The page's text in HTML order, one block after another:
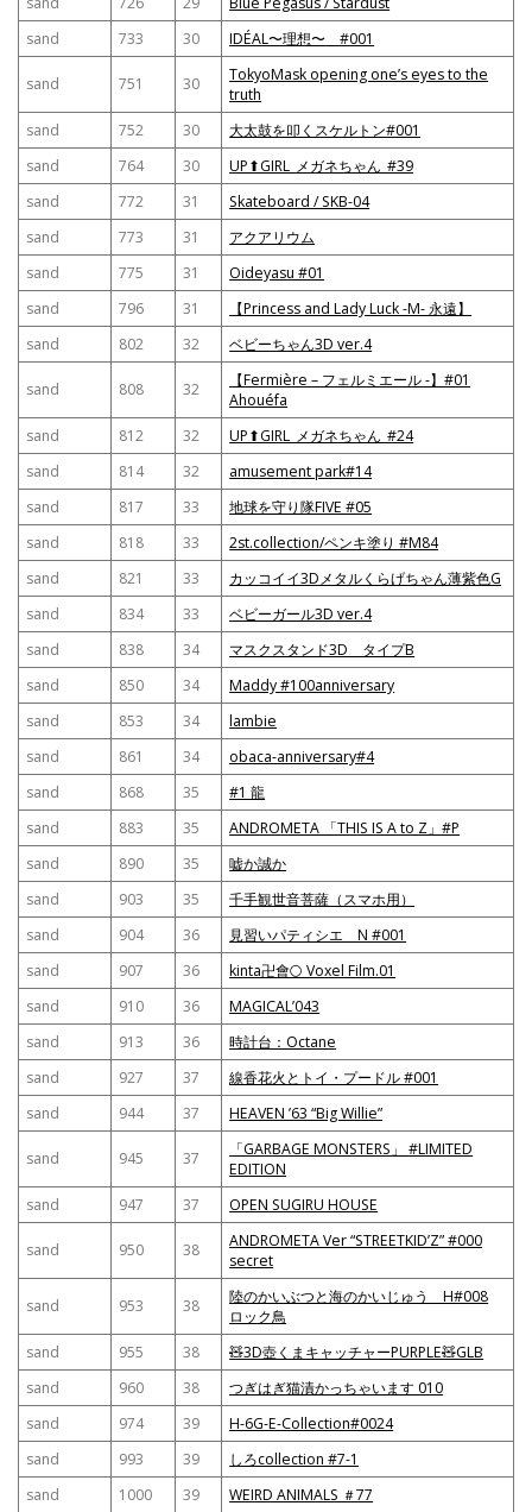
sand
733 30 IDÉAL〜理想〜 #001
sand 751 30
TokyoMask opening one’s eyes to the
truth
sand
752 30
大太鼓を叩くスケルトン#001
sand
764 30
UP⬆︎GIRL_メガネちゃん_#39
sand
772 31
Skateboard / SKB-04
sand
773 31
アクアリウム
sand
775 31
Oideyasu #01
sand
796 31
【Princess and Lady Luck -M- 永遠】
sand
802 32 ベビーちゃん3D ver.4
sand 808 32
【Fermière – フェルミエール -】#01
Ahouéfa
sand
812 32
UP⬆︎GIRL_メガネちゃん_#24
sand
814 32
amusement park#14
sand
817 33
地球を守り隊FIVE #05
sand
818 33
2st.collection/ペンキ塗り #M84
sand
821 33
カッコイイ3Dメタルくらげちゃん薄紫色G
sand
834 33
ベビーガール3D ver.4
sand
838 34
マスクスタンド3D タイプB
sand
850 34
Maddy #100anniversary
sand
853 34
lambie
sand
861 34
obaca-anniversary#4
sand
868 35
#1 龍
sand
883 35
ANDROMETA 「THIS IS A to Z」#P
sand
890 35
嘘か誠か
sand
903 35
千手観世音菩薩（スマホ用）
sand
904 36
見習いパティシエ N #001
sand
907 36
kinta卍會🌕 Voxel Film.01
sand
910 36
MAGICAL’043
sand
913 36
時計台：Octane
sand
927 37
線香花火とトイ・プードル #001
sand
944 37 HEAVEN ’63 “Big Willie”
sand 945 37
「GARBAGE MONSTERS」 #LIMITED
EDITION
sand
947 37 OPEN SUGIRU HOUSE
sand 950 38
ANDROMETA Ver “STREETKID’Z” #000
secret
sand 953 38
陸のかいぶつと海のかいじゅう H#008
ロック鳥
sand
955 38
🧸3D壺くまキャッチャーPURPLE🧸GLB
sand
960 38
つぎはぎ猫漬かっちゃいます 010
sand
974 39
H-6G-E-Collection#0024
sand
993 39
しろcollection #7-1
sand
1000 39 WEIRD ANIMALS ＃77